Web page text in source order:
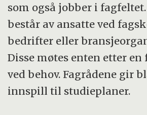
som også jobber i
består av ansatte ved
bedrifter eller
Disse møtes enten etter
ved behov. Fagrådene gir
innspill til studieplaner.